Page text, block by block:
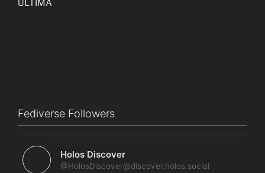
Fediverse Followers
Holos Discover
@HolosDiscover@discover.holos.social